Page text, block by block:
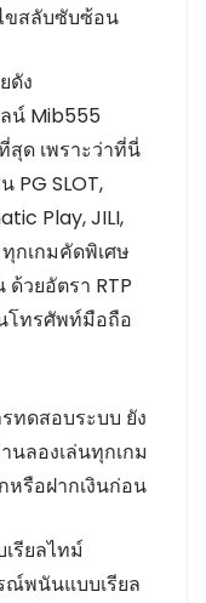
ขสลับซับซ้อน
ดัง
น์ Mib555
สุด เพราะว่าที่นี่
PG SLOT,
Play, JILI,
กเกมคัดพิเศษ
วยอัตรา RTP
โทรศัพท์มือถือ
ทดสอบระบบ ยัง
ลองเล่นทุกเกม
หรือฝากเงินก่อน
รียลไทม์
ณ์พนันแบบเรียล